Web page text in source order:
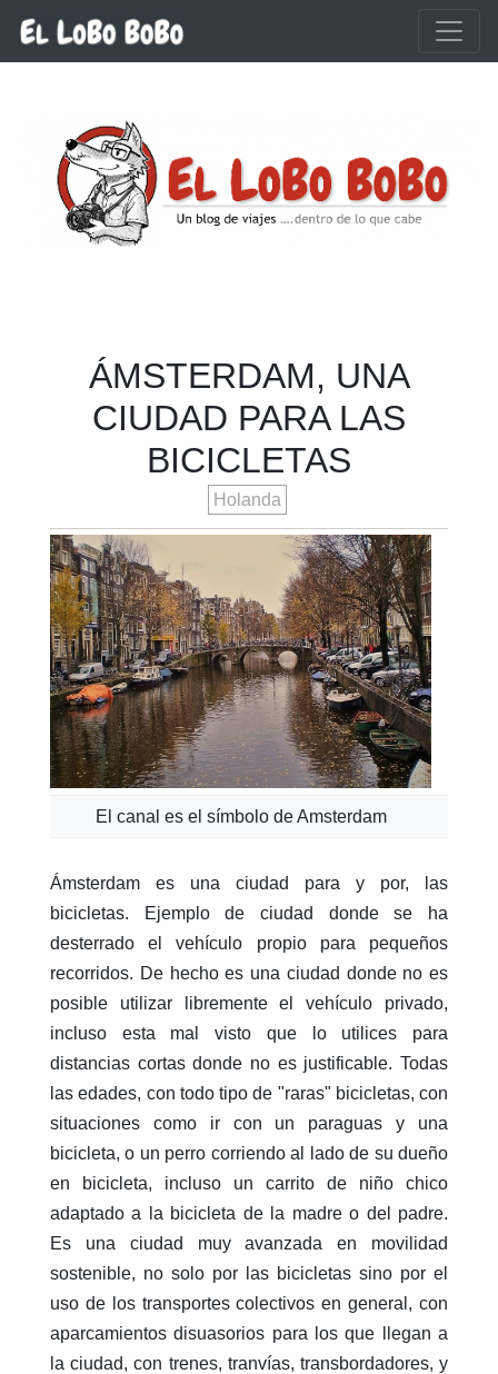
Ir al contenido principal
ÁMSTERDAM, UNA
CIUDAD PARA LAS
BICICLETAS
Holanda
El canal es el símbolo de Amsterdam
Ámsterdam es una ciudad para y por, las
bicicletas. Ejemplo de ciudad donde se ha
desterrado el vehículo propio para pequeños
recorridos. De hecho es una ciudad donde no es
posible utilizar libremente el vehículo privado,
incluso esta mal visto que lo utilices para
distancias cortas donde no es justificable. Todas
las edades, con todo tipo de "raras" bicicletas, con
situaciones como ir con un paraguas y una
bicicleta, o un perro corriendo al lado de su dueño
en bicicleta, incluso un carrito de niño chico
adaptado a la bicicleta de la madre o del padre.
Es una ciudad muy avanzada en movilidad
sostenible, no solo por las bicicletas sino por el
uso de los transportes colectivos en general, con
aparcamientos disuasorios para los que llegan a
la ciudad, con trenes, tranvías, transbordadores, y